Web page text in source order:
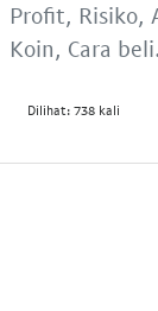
Profit, Risiko,
Koin, Cara
Dilihat: 738 kali